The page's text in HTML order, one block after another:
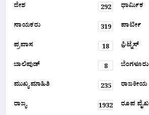
ದೇಶ
292 ಧಾರ್ಮಿಕ
ನಾಯಕರು
319 ಪಾರ್ಟೀ
ಪ್ರವಾಸ
18 ಫ಼ಿಟ್ನೆಸ್
ಬಾಲಿವುಡ್
8 ಬೆಂಗಳೂರು
ಮುಖ್ಯ ಮಾಹಿತಿ
235 ರಾಜಕೀಯ
ರಾಜ್ಯ
1932 ರೂಪ